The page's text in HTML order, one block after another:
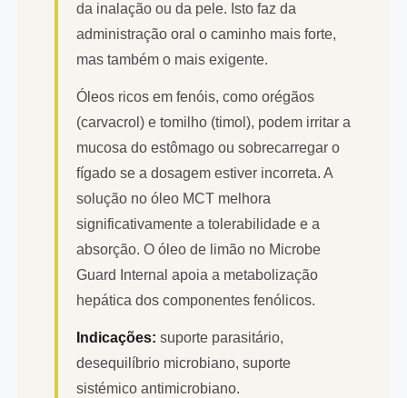
da inalação ou da pele. Isto faz da
administração oral o caminho mais forte,
mas também o mais exigente.
Óleos ricos em fenóis, como orégãos
(carvacrol) e tomilho (timol), podem irritar a
mucosa do estômago ou sobrecarregar o
fígado se a dosagem estiver incorreta. A
solução no óleo MCT melhora
significativamente a tolerabilidade e a
absorção. O óleo de limão no Microbe
Guard Internal apoia a metabolização
hepática dos componentes fenólicos.
Indicações: suporte parasitário,
desequilíbrio microbiano, suporte
sistémico antimicrobiano.